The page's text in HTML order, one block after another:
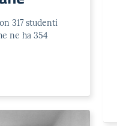
317 studenti
ne ha 354